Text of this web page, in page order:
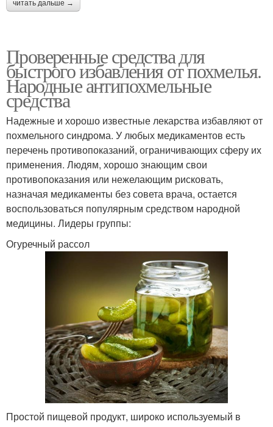
читать дальше →
Проверенные средства для
быстрого избавления от похмелья.
Народные антипохмельные
средства
Надежные и хорошо известные лекарства избавляют от
похмельного синдрома. У любых медикаментов есть
перечень противопоказаний, ограничивающих сферу их
применения. Людям, хорошо знающим свои
противопоказания или нежелающим рисковать,
назначая медикаменты без совета врача, остается
воспользоваться популярным средством народной
медицины. Лидеры группы:
Огуречный рассол
Простой пищевой продукт, широко используемый в